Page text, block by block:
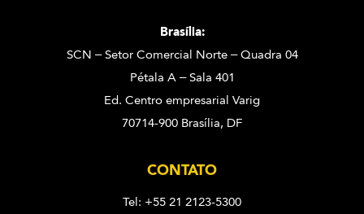
Brasília:
SCN – Setor Comercial Norte – Quadra 04
Pétala A – Sala 401
Ed. Centro empresarial Varig
70714-900 Brasília, DF
CONTATO
Tel: +55 21 2123-5300